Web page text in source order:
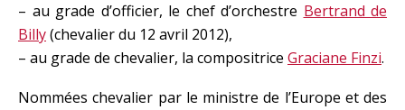
– au grade d’officier, le chef d’orchestre Bertrand de
Billy(chevalier du 12 avril 2012),
– au grade de chevalier, la compositrice Graciane Finzi.
Nommées chevalier par le ministre de l’Europe et des